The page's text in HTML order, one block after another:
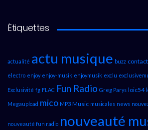
Étiquettes
actualité actu musique buzz contact
electro enjoy enjoy-musik enjoymusik exclu
Exclusivité fg FLAC Fun Radio Greg Parys loic54
Megaupload mico MP3 Music musicales news
nouveauté fun radio nouveauté